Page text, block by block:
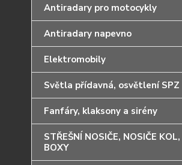
Antiradary pro motocykly
Antiradary napevno
Elektromobily
Světla přídavná, osvětlení SPZ
Fanfáry, klaksony a sirény
STŘEŠNÍ NOSIČE, NOSIČE KOL,
BOXY